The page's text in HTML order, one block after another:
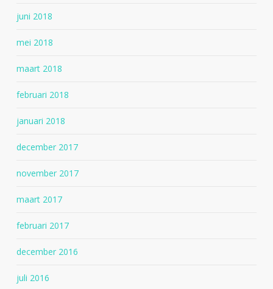
juni 2018
mei 2018
maart 2018
februari 2018
januari 2018
december 2017
november 2017
maart 2017
februari 2017
december 2016
juli 2016